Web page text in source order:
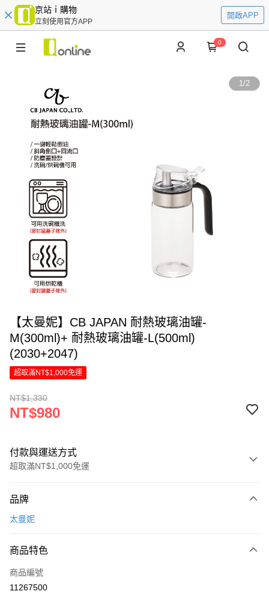
京站ｉ購物
立刻使用官方APP
開啟APP
0
1/2
【太曼妮】CB JAPAN 耐熱玻璃油罐-
M(300ml)+ 耐熱玻璃油罐-L(500ml)
(2030+2047)
超取滿NT$1,000免運
NT$1,330
NT$980
付款與運送方式
超取滿NT$1,000免運
信用卡一次付款
Apple Pay
街口支付
品牌
太曼妮
商品特色
商品編號
11267500